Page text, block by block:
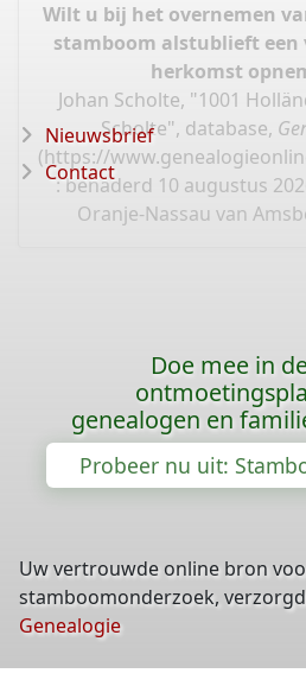
Wilt u bij het overnemen
stamboom alstublieft een
herkomst
Johan Scholte, "1001
Scholte", database,
(https://
: benaderd 10 augustus
Oranje-Nassau van
Nieuwsbrief
Contact
Doe mee in
genealogen en
Probeer nu uit:
Uw vertrouwde online bron
stamboomonderzoek,
Genealogie